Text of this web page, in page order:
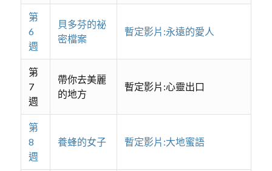
第
6
週
貝多芬的祕
密檔案
暫定影片:永遠的愛人
第
7
週
帶你去美麗
的地方
暫定影片:心靈出口
第
8
週
養蜂的女子 暫定影片:大地蜜語